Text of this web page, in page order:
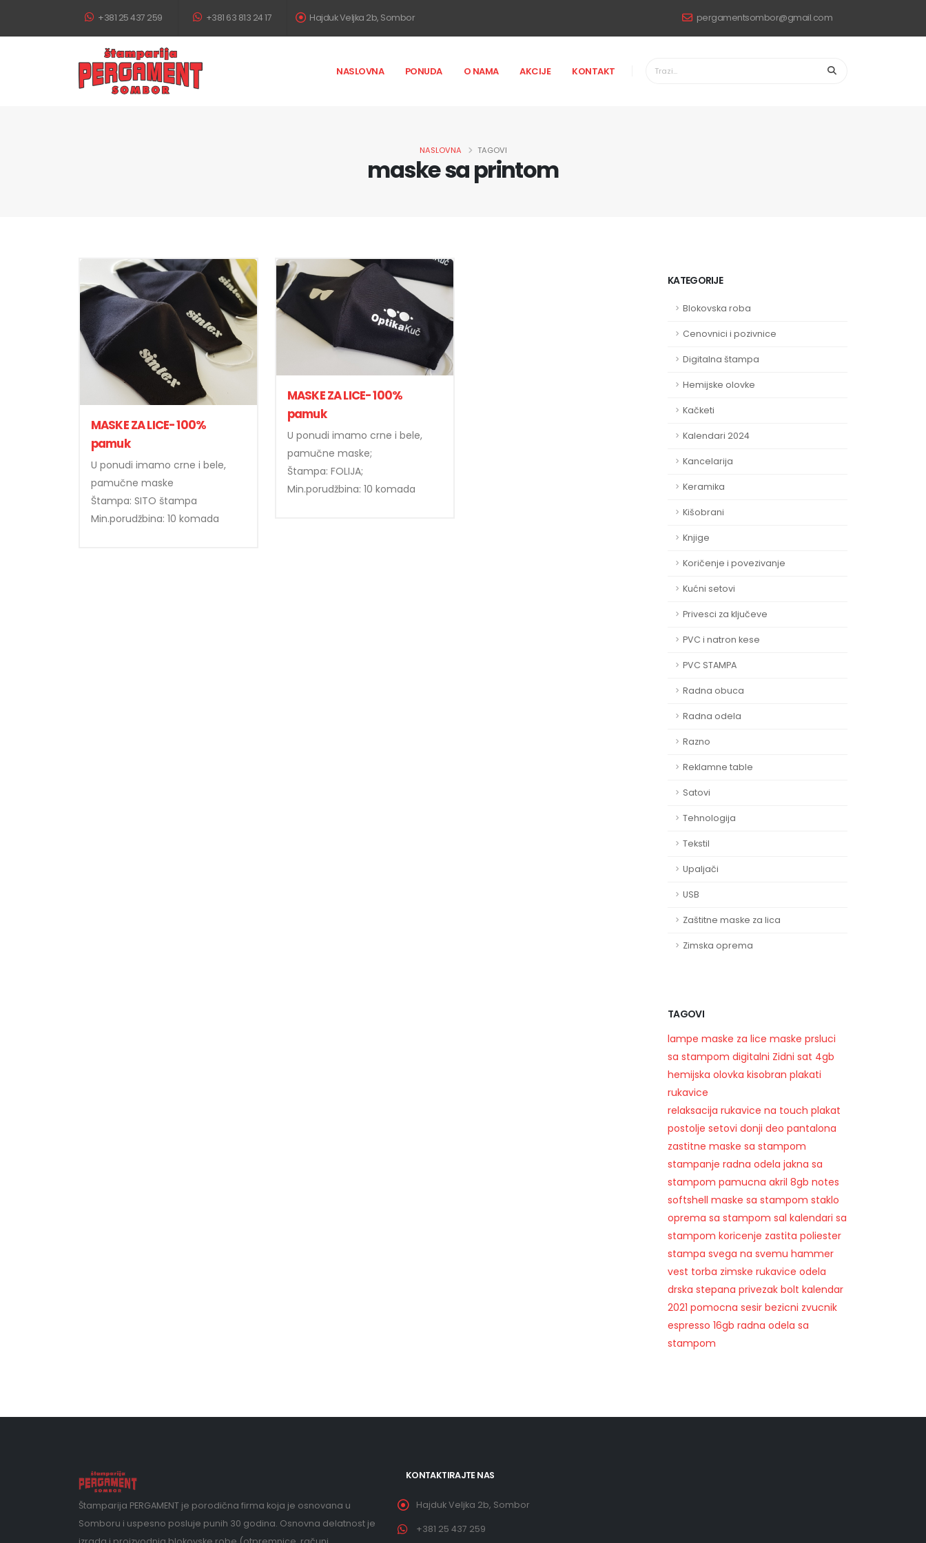
+381 25 437 259 +381 63 813 24 17 Hajduk Veljka 2b, Sombor pergamentsombor@gmail.com
NASLOVNA PONUDA O NAMA AKCIJE KONTAKT
maske sa printom
NASLOVNA TAGOVI
MASKE ZA LICE- 100%
pamuk
U ponudi imamo crne i bele,
pamučne maske
Štampa: SITO štampa
Min.porudžbina: 10 komada
MASKE ZA LICE- 100%
pamuk
U ponudi imamo crne i bele,
pamučne maske;
Štampa: FOLIJA;
Min.porudžbina: 10 komada
KATEGORIJE
Blokovska roba
Cenovnici i pozivnice
Digitalna štampa
Hemijske olovke
Kačketi
Kalendari 2024
Kancelarija
Keramika
Kišobrani
Knjige
Koričenje i povezivanje
Kućni setovi
Privesci za ključeve
PVC i natron kese
PVC STAMPA
Radna obuca
Radna odela
Razno
Reklamne table
Satovi
Tehnologija
Tekstil
Upaljači
USB
Zaštitne maske za lica
Zimska oprema
TAGOVI
lampe maske za lice maske prsluci
sa stampom digitalni Zidni sat 4gb
hemijska olovka kisobran plakati
rukavice
relaksacija rukavice na touch plakat
postolje setovi donji deo pantalona
zastitne maske sa stampom
stampanje radna odela jakna sa
stampom pamucna akril 8gb notes
softshell maske sa stampom staklo
oprema sa stampom sal kalendari sa
stampom koricenje zastita poliester
stampa svega na svemu hammer
vest torba zimske rukavice odela
drska stepana privezak bolt kalendar
2021 pomocna sesir bezicni zvucnik
espresso 16gb radna odela sa
stampom
Štamparija PERGAMENT je porodična firma koja je osnovana u
Somboru i uspesno posluje punih 30 godina. Osnovna delatnost je
KONTAKTIRAJTE NAS
Hajduk Veljka 2b, Sombor
+381 25 437 259